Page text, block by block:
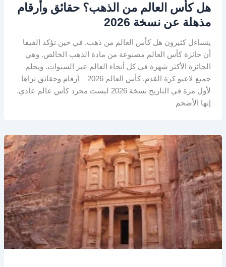
هل كأس العالم من الذهب؟ حقائق وأرقام
مذهلة عن نسخة 2026
يتساءل كثيرون هل كأس العالم من ذهب. في حين تؤكد الفيفا
أن جائزة كأس العالم مصنوعة من مادة الذهب الخالص. وهي
الجائزة الأكثر شهرة في كل أنحاء العالم عبر السنوات. ويحلم
جميع لاعبو كرة القدم. كأس العالم 2026 – أرقام وحقائق تراها
لأول مرة في التاريخ نسخة 2026 ليست مجرد كأس عالم عادي.
إنها الأضخم